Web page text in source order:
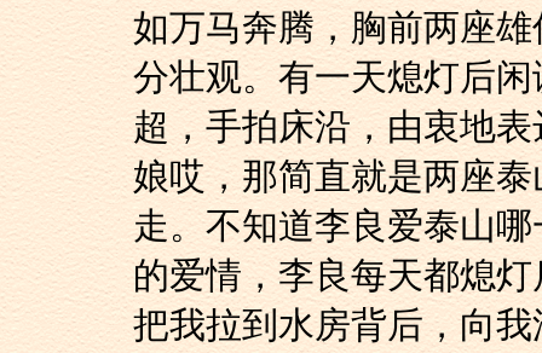
如万马奔腾，胸前两座
分壮观。有一天熄灯后
超，手拍床沿，由衷地
娘哎，那简直就是两座
走。不知道李良爱泰山
的爱情，李良每天都熄
把我拉到水房背后，向